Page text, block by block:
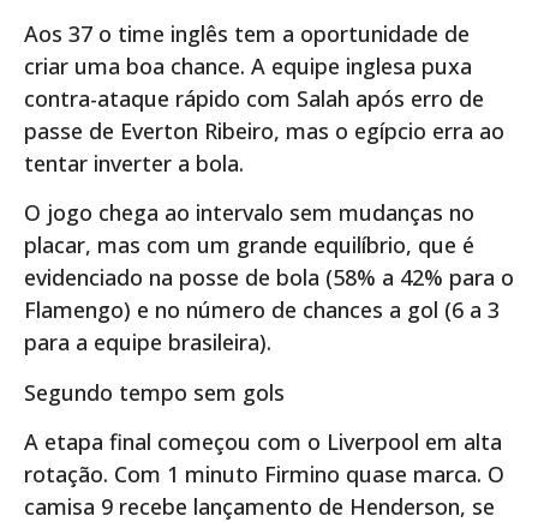
Aos 37 o time inglês tem a oportunidade de
criar uma boa chance. A equipe inglesa puxa
contra-ataque rápido com Salah após erro de
passe de Everton Ribeiro, mas o egípcio erra ao
tentar inverter a bola.
O jogo chega ao intervalo sem mudanças no
placar, mas com um grande equilíbrio, que é
evidenciado na posse de bola (58% a 42% para o
Flamengo) e no número de chances a gol (6 a 3
para a equipe brasileira).
Segundo tempo sem gols
A etapa final começou com o Liverpool em alta
rotação. Com 1 minuto Firmino quase marca. O
camisa 9 recebe lançamento de Henderson, se